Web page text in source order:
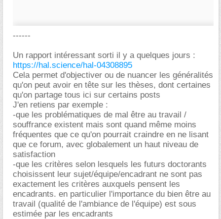
------
Un rapport intéressant sorti il y a quelques jours :
https://hal.science/hal-04308895
Cela permet d'objectiver ou de nuancer les généralités
qu'on peut avoir en tête sur les thèses, dont certaines
qu'on partage tous ici sur certains posts
J'en retiens par exemple :
-que les problématiques de mal être au travail /
souffrance existent mais sont quand même moins
fréquentes que ce qu'on pourrait craindre en ne lisant
que ce forum, avec globalement un haut niveau de
satisfaction
-que les critères selon lesquels les futurs doctorants
choisissent leur sujet/équipe/encadrant ne sont pas
exactement les critères auxquels pensent les
encadrants. en particulier l'importance du bien être au
travail (qualité de l'ambiance de l'équipe) est sous
estimée par les encadrants